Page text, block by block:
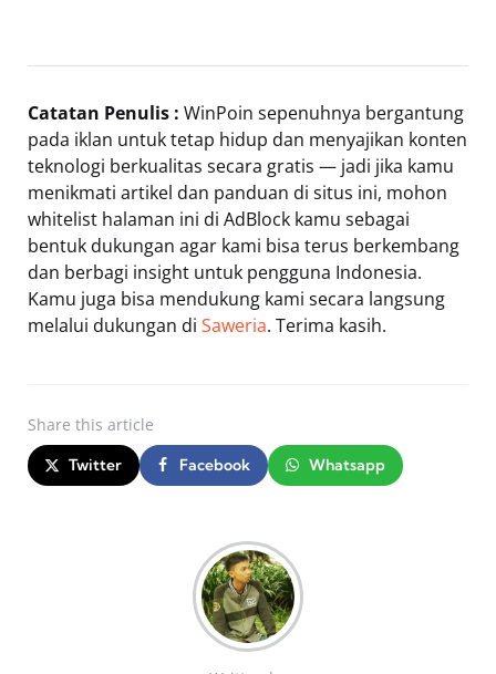
Catatan Penulis : WinPoin sepenuhnya bergantung
pada iklan untuk tetap hidup dan menyajikan konten
teknologi berkualitas secara gratis — jadi jika kamu
menikmati artikel dan panduan di situs ini, mohon
whitelist halaman ini di AdBlock kamu sebagai
bentuk dukungan agar kami bisa terus berkembang
dan berbagi insight untuk pengguna Indonesia.
Kamu juga bisa mendukung kami secara langsung
melalui dukungan di Saweria. Terima kasih.
Share this article
Twitter Facebook Whatsapp